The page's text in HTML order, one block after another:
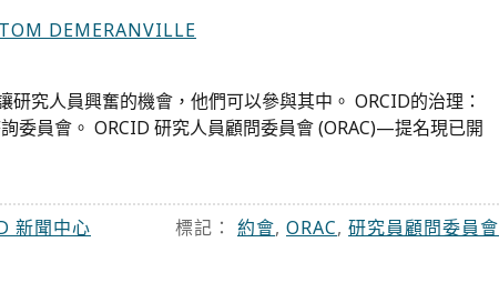
TOM DEMERANVILLE
研究人員興奮的機會，他們可以參與其中。 ORCID的治理：
委員會。 ORCID 研究人員顧問委員會 (ORAC)—提名現已開
新聞中心 標記： 約會, ORAC, 研究員顧問委員會